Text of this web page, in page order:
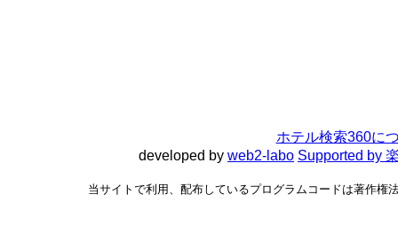
ホテル検索360に
developed by web2-labo Supported by
当サイトで利用、配布しているプログラムコードは著作